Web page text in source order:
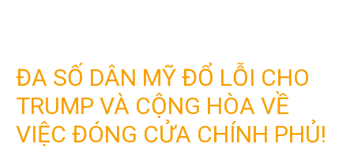
ĐA SỐ DÂN MỸ ĐỔ LỖI CHO
TRUMP VÀ CỘNG HÒA VỀ
VIỆC ĐÓNG CỬA CHÍNH PHỦ!